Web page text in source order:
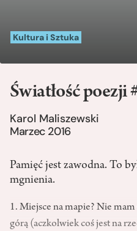
Kultura i Sztuka
Światłość poezji
Karol Maliszewski
Marzec 2016
Pamięć jest zawodna. To
mgnienia.
1. Miejsce na mapie? Nie
górą (aczkolwiek coś jest na